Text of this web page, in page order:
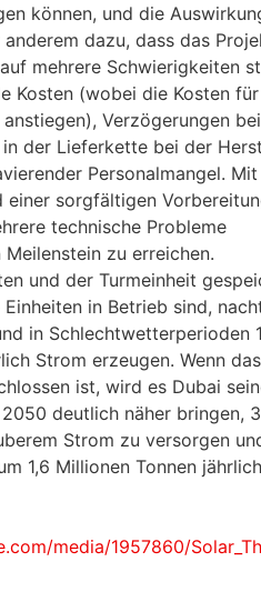
können, und die
dazu, dass das
mehrere Schwierigkeiten
Kosten (wobei die Kosten für
Verzögerungen
der Lieferkette bei der
Personalmangel. Mit
einer sorgfältigen
technische Probleme
zu erreichen.
und der Turmeinheit
in Betrieb sind,
in Schlechtwetterperioden
Strom erzeugen. Wenn das
ist, wird es Dubai
deutlich näher bringen,
Strom zu versorgen
1,6 Millionen Tonnen
media/1957860/